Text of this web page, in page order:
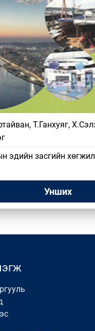
Т.Ганхуяг,
эдийн засгийн
Унших